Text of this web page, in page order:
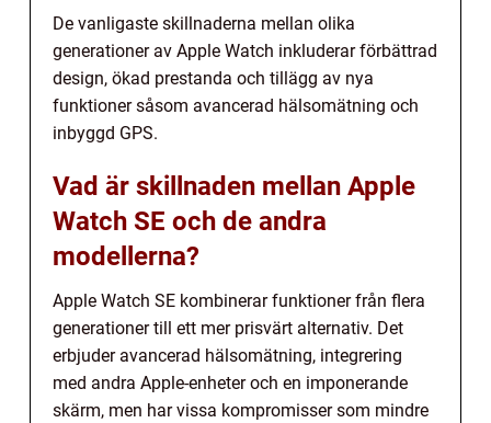
De vanligaste skillnaderna mellan olika
generationer av Apple Watch inkluderar förbättrad
design, ökad prestanda och tillägg av nya
funktioner såsom avancerad hälsomätning och
inbyggd GPS.
Vad är skillnaden mellan Apple
Watch SE och de andra
modellerna?
Apple Watch SE kombinerar funktioner från flera
generationer till ett mer prisvärt alternativ. Det
erbjuder avancerad hälsomätning, integrering
med andra Apple-enheter och en imponerande
skärm, men har vissa kompromisser som mindre